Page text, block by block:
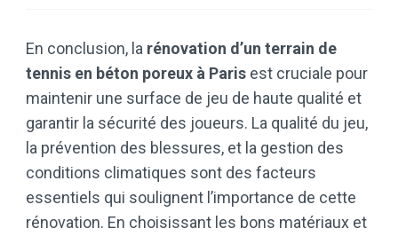
En conclusion, la rénovation d’un terrain de
tennis en béton poreux à Paris est cruciale pour
maintenir une surface de jeu de haute qualité et
garantir la sécurité des joueurs. La qualité du jeu,
la prévention des blessures, et la gestion des
conditions climatiques sont des facteurs
essentiels qui soulignent l’importance de cette
rénovation. En choisissant les bons matériaux et